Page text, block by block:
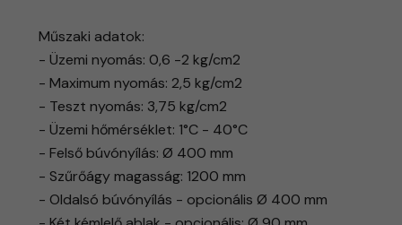
Műszaki adatok:
- Üzemi nyomás: 0,6 -2 kg/cm2
- Maximum nyomás: 2,5 kg/cm2
- Teszt nyomás: 3,75 kg/cm2
- Üzemi hőmérséklet: 1°C - 40°C
- Felső búvónyílás: Ø 400 mm
- Szűrőágy magasság: 1200 mm
- Oldalsó búvónyílás - opcionális Ø 400 mm